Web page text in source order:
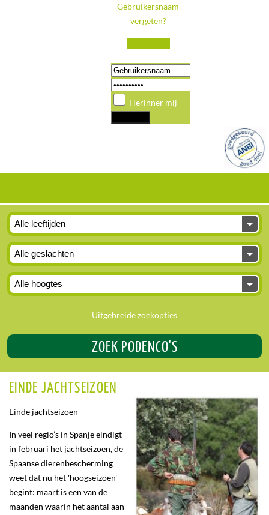
Gebruikersnaam
vergeten?
Herinner mij
Uitgebreide zoekopties
ZOEK PODENCO'S
EINDE JACHTSEIZOEN
Einde jachtseizoen
In veel regio’s in Spanje eindigt
in februari het jachtseizoen, de
Spaanse dierenbescherming
weet dat nu het 'hoogseizoen'
begint: maart is een van de
maanden waarin het aantal aan